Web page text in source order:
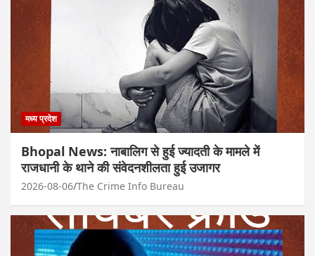
मध्य प्रदेश
Bhopal News: नाबालिग से हुई ज्यादती के मामले में
राजधानी के थाने की संवेदनशीलता हुई उजागर
2026-08-06 The Crime Info Bureau